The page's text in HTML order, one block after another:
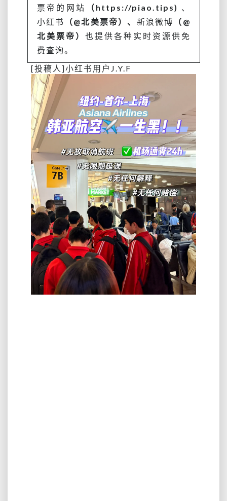
票帝的网站 （https://piao.tips) 、
小红书
（@北美票帝）、 新浪微博
（@
北美票帝） 也提供各种实时资源供免
费查询。
[投稿人]小红书用户J.Y.F